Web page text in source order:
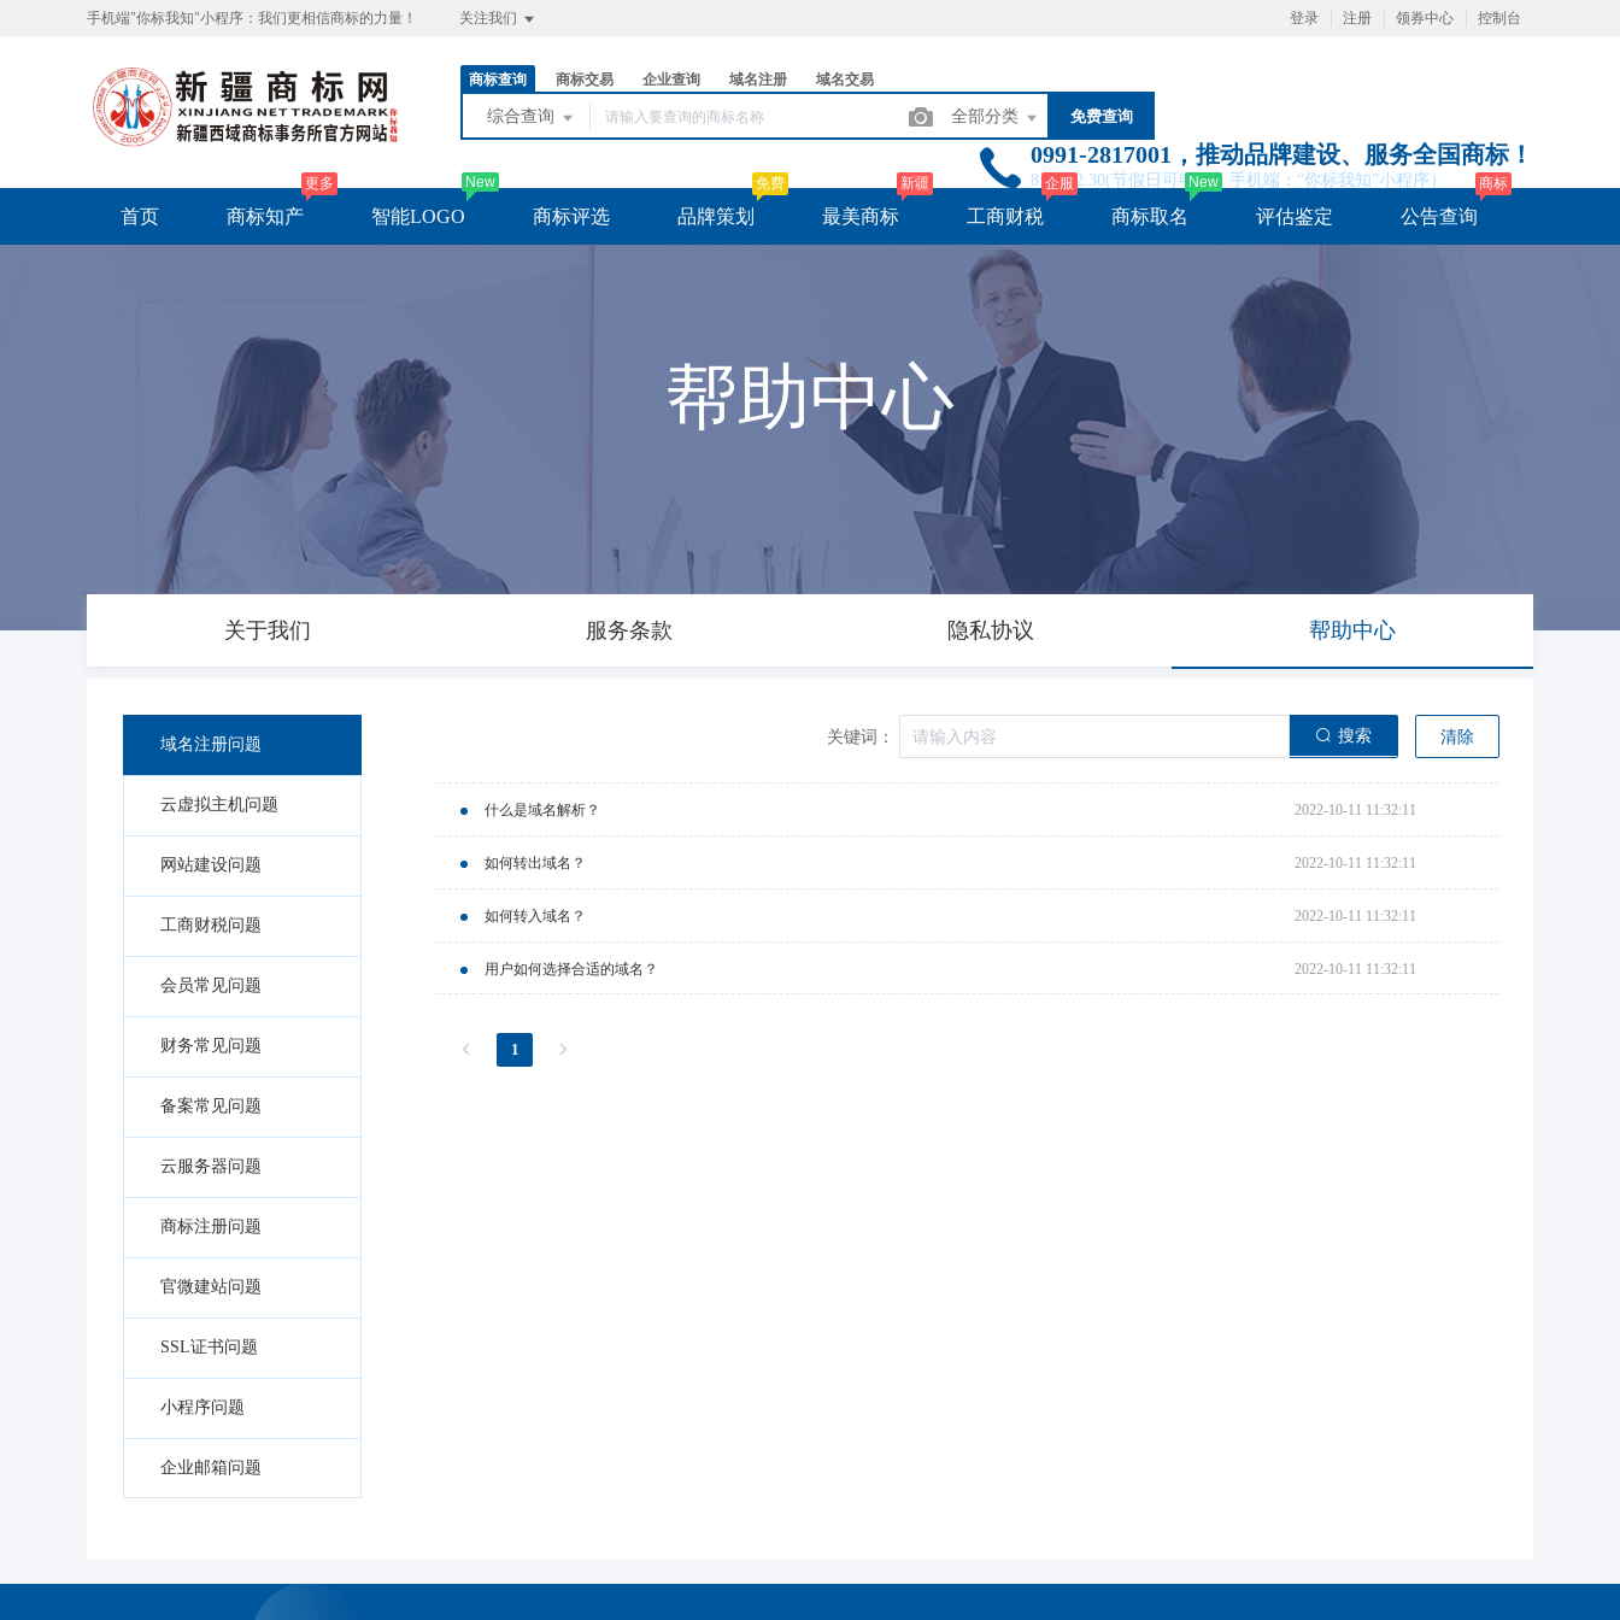
手机端"你标我知"小程序：我们更相信商标的力量！ 关注我们 登录 注册 领券中心 控制台
商标查询 商标交易 企业查询 域名注册 域名交易
综合查询 全部分类 免费查询
0991-2817001，推动品牌建设、服务全国商标！
8:30-22:30(节假日可申报，手机端：“你标我知”小程序）
首页 商标知产
更多
智能LOGO
New
商标评选 品牌策划
免费
最美商标
新疆
工商财税
企服
商标取名
New
评估鉴定 公告查询
商标
帮助中心
关于我们 服务条款 隐私协议 帮助中心
域名注册问题
云虚拟主机问题
网站建设问题
工商财税问题
会员常见问题
财务常见问题
备案常见问题
云服务器问题
商标注册问题
官微建站问题
SSL证书问题
小程序问题
企业邮箱问题
关键词： 搜索 清除
什么是域名解析？ 2022-10-11 11:32:11
如何转出域名？ 2022-10-11 11:32:11
如何转入域名？ 2022-10-11 11:32:11
用户如何选择合适的域名？ 2022-10-11 11:32:11
1